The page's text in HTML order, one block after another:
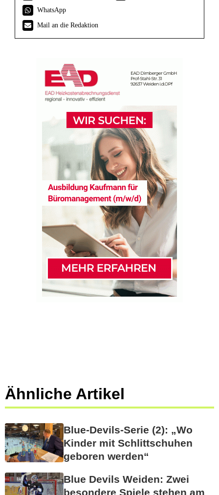
WhatsApp
Mail an die Redaktion
Ähnliche Artikel
Blue-Devils-Serie (2): „Wo
Kinder mit Schlittschuhen
geboren werden“
Blue Devils Weiden: Zwei
besondere Spiele stehen am